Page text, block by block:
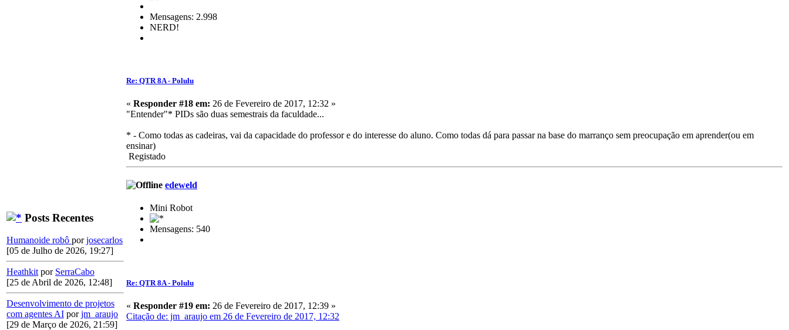
Posts Recentes
Humanoide robô porjosecarlos
[05 de Julho de 2026, 19:27]
Heathkit por SerraCabo
[25 de Abril de 2026, 12:48]
Desenvolvimento de projetos
com agentes AI porjm_araujo
[29 de Março de 2026, 21:59]
Mensagens: 2.998
NERD!
Re: QTR 8A - Polulu
« Responder #18 em: 26 de Fevereiro de 2017, 12:32 »
"Entender"* PIDs são duas semestrais da faculdade...
* - Como todas as cadeiras, vai da capacidade do professor e do interesse do aluno. Como todas dá para passar na base do marranço sem preocupação em aprender(ou em
ensinar)
Registado
edeweld
Mini Robot
Mensagens: 540
Re: QTR 8A - Polulu
« Responder #19 em: 26 de Fevereiro de 2017, 12:39 »
Citação de: jm_araujo em 26 de Fevereiro de 2017, 12:32